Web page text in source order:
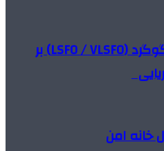
تأثیر سوخت‌های کم‌گوگرد (LSFO / VLSFO) بر
خانه امن